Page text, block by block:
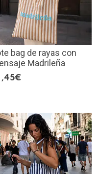
bag de rayas con
Madrileña